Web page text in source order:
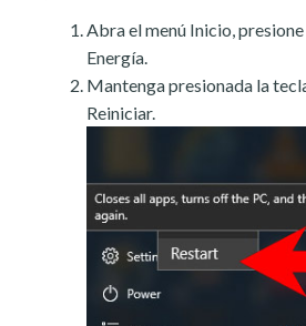
Abra el menú Inicio,
Energía.
Mantenga presionada la
Reiniciar.